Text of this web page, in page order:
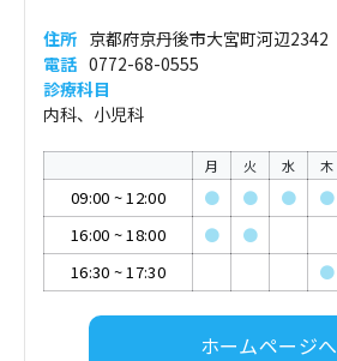
住所 京都府京丹後市大宮町河辺2342
電話 0772-68-0555
診療科目
内科、小児科
月 火 水 木
09:00 ~12:00 ● ● ● ●
16:00 ~18:00 ● ●
16:30 ~17:30 ●
ホームページへ